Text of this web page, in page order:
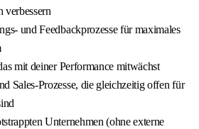
verbessern
und Feedbackprozesse für maximales
mit deiner Performance mitwächst
Sales-Prozesse, die gleichzeitig offen für
Unternehmen (ohne externe